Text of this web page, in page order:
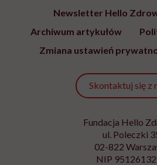
Newsletter Hello
Archiwum artykułów
Zmiana ustawień
Skontaktuj się z
Fundacja Hello
ul. Poleczki
02-822
NIP